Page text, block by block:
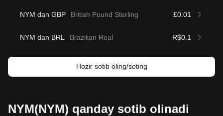
NYM dan GBP British Pound Sterling £0.01
NYM dan BRL Brazilian Real R$0.1
Hozir sotib oling/soting
NYM(NYM) qanday sotib olinadi